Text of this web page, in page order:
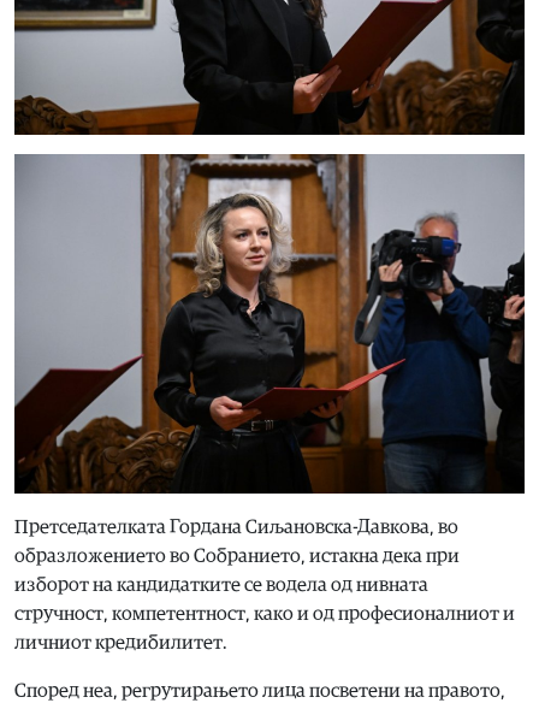
Претседателката Гордана Сиљановска-Давкова, во
образложението во Собранието, истакна дека при
изборот на кандидатките се водела од нивната
стручност, компетентност, како и од професионалниот и
личниот кредибилитет.
Според неа, регрутирањето лица посветени на правото,